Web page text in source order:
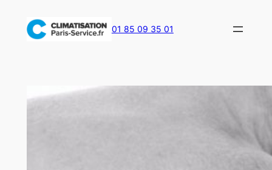
01 85 09 35 01